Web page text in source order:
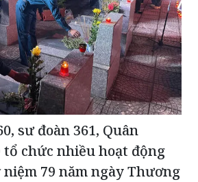
sư đoàn 361, Quân
tổ chức nhiều hoạt động
79 năm ngày Thương